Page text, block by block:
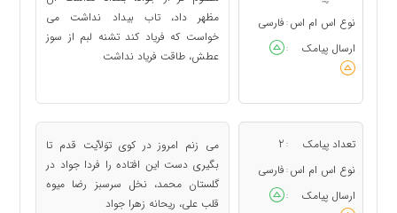
نوع اس ام اس : فارسی
ارسال پیامک
:
مظهر داد، تاب بیداد نداشت می
خواست که فریاد کند تشنه لبم از سوز
عطش، طاقت فریاد نداشت
تعداد پیامک :
2
نوع اس ام اس : فارسی
ارسال پیامک
:
می زنم امروز در کوی توَلاّیت قدم تا
بگیری دست این افتاده را فردا جواد در
گلستان محمد، نخل سرسبز رضا میوه
قلب علی، ریحانه زهرا جواد